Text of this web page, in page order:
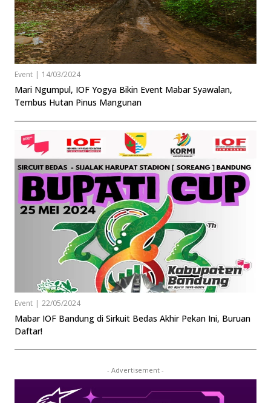
Event | 14/03/2024
Mari Ngumpul, IOF Yogya Bikin Event Mabar Syawalan,
Tembus Hutan Pinus Mangunan
Event | 22/05/2024
Mabar IOF Bandung di Sirkuit Bedas Akhir Pekan Ini, Buruan
Daftar!
- Advertisement -